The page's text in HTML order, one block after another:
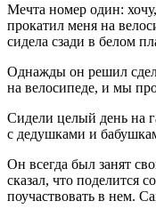
Мечта номер один:
прокатил меня на
сидела сзади в белом
Однажды он решил
на велосипеде, и мы
Сидели целый день на
с дедушками и
Он всегда был занят
сказал, что поделится
поучаствовать в нем.